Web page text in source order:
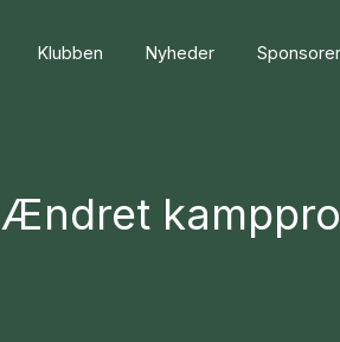
Klubben Nyheder Sponsorer
Ændret